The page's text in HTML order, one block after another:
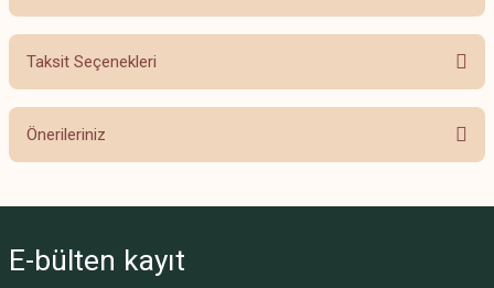
Bu ürüne ilk yorumu siz yapın!
Taksit Seçenekleri
Önerileriniz
Görüş ve önerileriniz için teşekkür ederiz.
E-bülten kayıt